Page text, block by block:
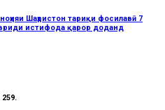
Шаҳристон тариқи фосилавӣ 7
истифода қарор доданд